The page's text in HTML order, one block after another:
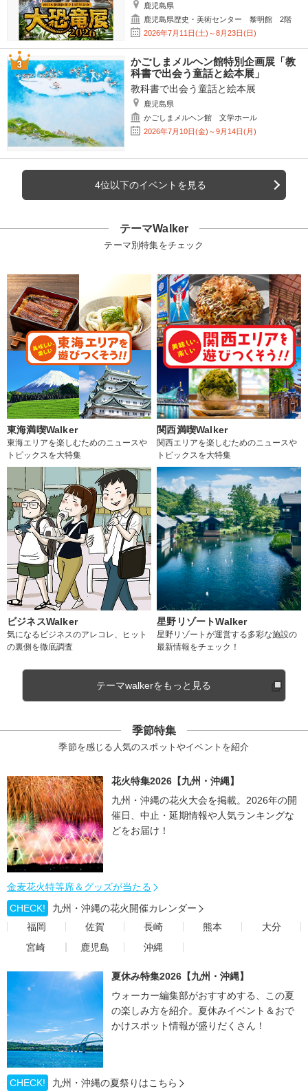
鹿児島県
鹿児島県歴史・美術センター 黎明館 2階
2026年7月11日(土)～8月23日(日)
かごしまメルヘン館特別企画展「教
科書で出会う童話と絵本展」
教科書で出会う童話と絵本展
鹿児島県
かごしまメルヘン館 文学ホール
2026年7月10日(金)～9月14日(月)
4位以下のイベントを見る
テーマWalker
テーマ別特集をチェック
東海満喫Walker
東海エリアを楽しむためのニュースや
トピックスを大特集
関西満喫Walker
関西エリアを楽しむためのニュースや
トピックスを大特集
ビジネスWalker
気になるビジネスのアレコレ、ヒット
の裏側を徹底調査
星野リゾートWalker
星野リゾートが運営する多彩な施設の
最新情報をチェック！
テーマwalkerをもっと見る
季節特集
季節を感じる人気のスポットやイベントを紹介
花火特集2026【九州・沖縄】
九州・沖縄の花火大会を掲載。2026年の開
催日、中止・延期情報や人気ランキングな
どをお届け！
金麦花火特等席＆グッズが当たる
CHECK!
九州・沖縄の花火開催カレンダー
福岡
佐賀 長崎 熊本
大分
宮崎
鹿児島 沖縄
夏休み特集2026【九州・沖縄】
ウォーカー編集部がおすすめする、この夏
の楽しみ方を紹介。夏休みイベント＆おで
かけスポット情報が盛りだくさん！
CHECK!
九州・沖縄の夏祭りはこちら